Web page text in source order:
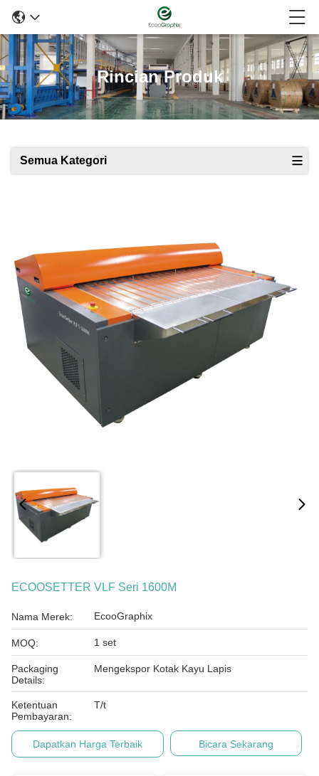
Rincian Produk
Semua Kategori
ECOOSETTER VLF Seri 1600M
Nama Merek: EcooGraphix
MOQ: 1 set
Packaging
Details:
Mengekspor Kotak Kayu Lapis
Ketentuan
Pembayaran:
T/t
Dapatkan Harga Terbaik Bicara Sekarang